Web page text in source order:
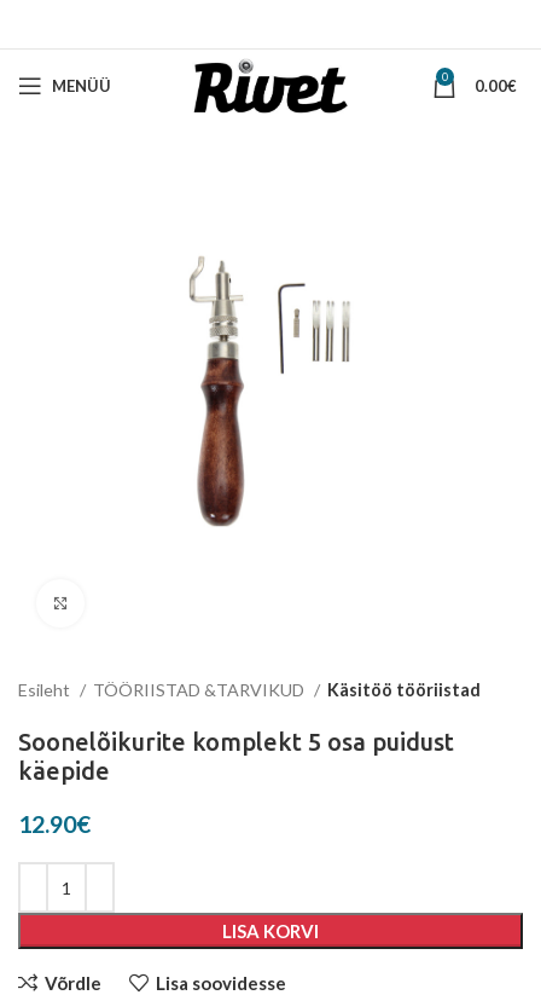
MENÜÜ 0 0.00€
Esileht TÖÖRIISTAD &TARVIKUD Käsitöö tööriistad
Soonelõikurite komplekt 5 osa puidust
käepide
12.90€
LISA KORVI
Võrdle Lisa soovidesse